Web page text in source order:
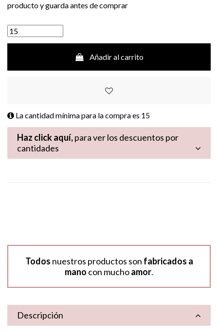
producto y guarda antes de comprar
Añadir al carrito
La cantidad mínima para la compra es 15
Haz click aquí,para ver los descuentos por
cantidades
Todos nuestros productos son fabricados a
mano con muchoamor.
Descripción